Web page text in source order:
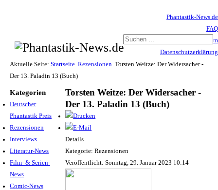
Phantastik-News.de
FAQ
Impressum
Datenschutzerklärung
Haftungsausschluss
Aktuelle Seite: Startseite Rezensionen Torsten Weitze: Der Widersacher -
Der 13. Paladin 13 (Buch)
Kategorien
Deutscher
Phantastik Preis
Rezensionen
Interviews
Literatur-News
Film- & Serien-
News
Comic-News
Torsten Weitze: Der Widersacher -
Der 13. Paladin 13 (Buch)
Details
Kategorie: Rezensionen
Veröffentlicht: Sonntag, 29. Januar 2023 10:14